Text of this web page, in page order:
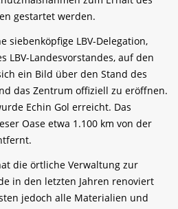
gestartet werden.
siebenköpfige LBV-Delegation,
LBV-Landesvorstandes, auf den
ein Bild über den Stand des
das Zentrum offiziell zu eröffnen.
Echin Gol erreicht. Das
Oase etwa 1.100 km von der
die örtliche Verwaltung zur
in den letzten Jahren renoviert
jedoch alle Materialien und